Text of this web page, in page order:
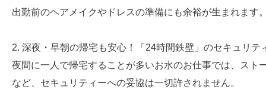
出勤前のヘアメイクやドレスの準備にも余裕が生まれます
2. 深夜・早朝の帰宅も安心！「24時間鉄壁」のセキュリテ
夜間に一人で帰宅することが多いお水のお仕事では、スト
など、セキュリティーへの妥協は一切許されません。